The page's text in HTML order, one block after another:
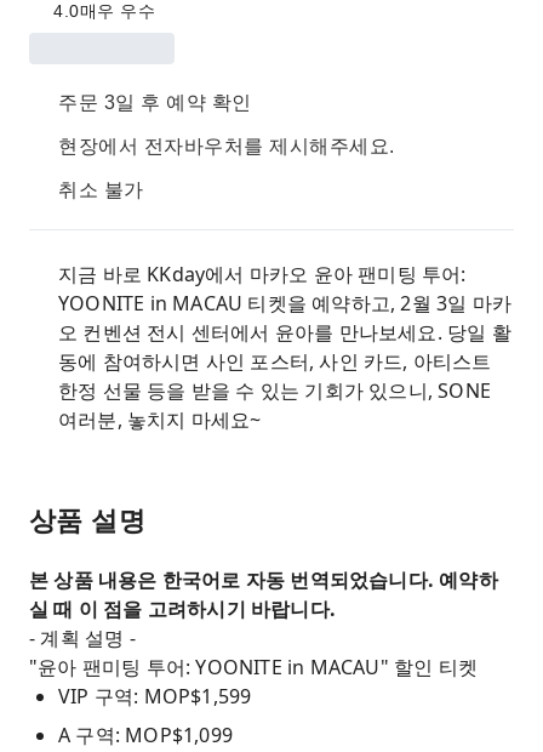
4.0매우 우수
주문 3일 후 예약 확인
현장에서 전자바우처를 제시해주세요.
취소 불가
지금 바로 KKday에서 마카오 윤아 팬미팅 투어:
YOONITE in MACAU 티켓을 예약하고, 2월 3일 마카
오 컨벤션 전시 센터에서 윤아를 만나보세요. 당일 활
동에 참여하시면 사인 포스터, 사인 카드, 아티스트
한정 선물 등을 받을 수 있는 기회가 있으니, SONE
여러분, 놓치지 마세요~
상품 설명
본 상품 내용은 한국어로 자동 번역되었습니다. 예약하
실 때 이 점을 고려하시기 바랍니다.
- 계획 설명 -
"윤아 팬미팅 투어: YOONITE in MACAU" 할인 티켓
VIP 구역: MOP$1,599
A 구역: MOP$1,099